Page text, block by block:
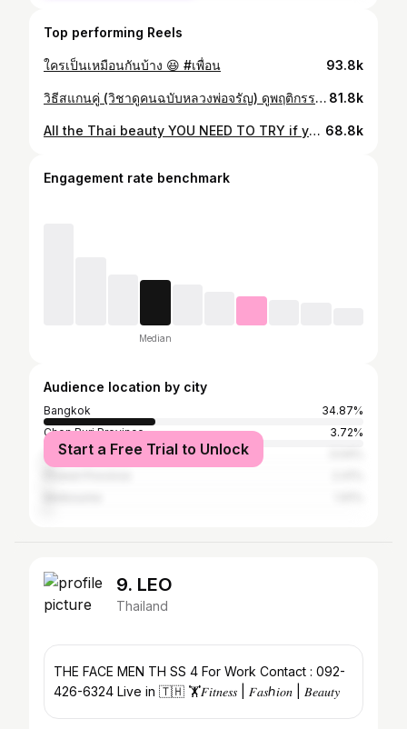
Top performing Reels
ใครเป็นเหมือนกันบ้าง 😆 #เพื่อน 93.8k
วิธีสแกนคู่ (วิชาดูคนฉบับหลวงพ่อจรัญ) ดูพฤติกรรมใน 4 สถานการณ์: 1.ตอนโกรธ: ดูว่าหยาบคายหรือทำลายข้าวของหรือไม่ 2.ตอนเหนื่อยหรือลำบาก: ดูว่าเขายังมีน้ำใจหรือกลายเป็นคนเห็นแก่ตัว 3.วิธีปฏิบัติต่อคนด้อยกว่า: ดูวิธีที่เขาคุยกับเด็กเสิร์ฟหรือแม่บ้าน เพื่อดูเนื้อแท้ที่ไม่มีหน้ากาก 4.ตอนเจ็บป่วย: ดูความอดทนและการดูแลกันในยามอ่อนแอ • ใช้ ”สมชีวิธรรม 4“ วัดความเสมอกัน: ศรัทธาต้องเสมอ, ศีลต้องเสมอ (สำคัญที่สุด), จาคะ (ความเสียสละ) เสมอ และปัญญาเสมอ 81.8k
All the Thai beauty YOU NEED TO TRY if you are in Thailand = 7-11 edition * #thaibeauty #711 #thaimakeup 68.8k
Engagement rate benchmark
Median
Audience location by city
Bangkok
34.87%
Chon Buri Province
3.72%
Chiang Mai Province
Start a Free Trial to Unlock
9. LEO
Thailand
THE FACE MEN TH SS 4 For Work Contact : 092-
426-6324 Live in 🇹🇭 🏋️𝐹𝑖𝑡𝑛𝑒𝑠𝑠 | 𝐹𝑎𝑠ℎ𝑖𝑜𝑛 | 𝐵𝑒𝑎𝑢𝑡𝑦